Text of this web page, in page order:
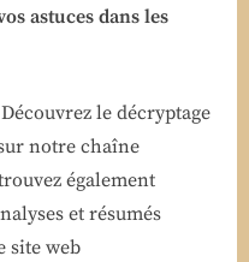
astuces dans les
Découvrez le décryptage
notre chaîne
également
et résumés
site web